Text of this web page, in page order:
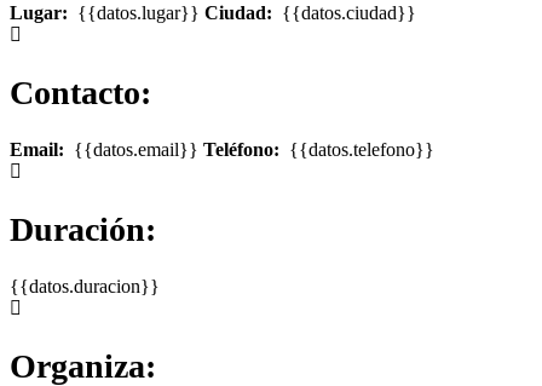
Lugar: {{datos.lugar}} Ciudad: {{datos.ciudad}}
Contacto:
Email: {{datos.email}} Teléfono: {{datos.telefono}}
Duración:
{{datos.duracion}}
Organiza: